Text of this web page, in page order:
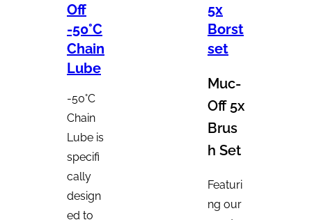
Off
-50°C
Chain
Lube
-50°C
Chain
Lube is
specifi
cally
design
ed to
5x
Borst
set
Muc-
Off 5x
Brus
h Set
Featuri
ng our